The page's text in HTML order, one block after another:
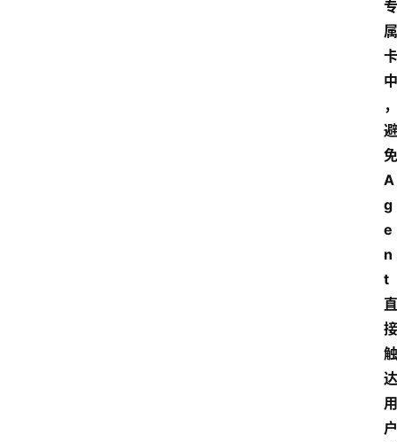
专
属
卡
中
，
避
免
A
g
e
n
t
直
接
触
达
用
户